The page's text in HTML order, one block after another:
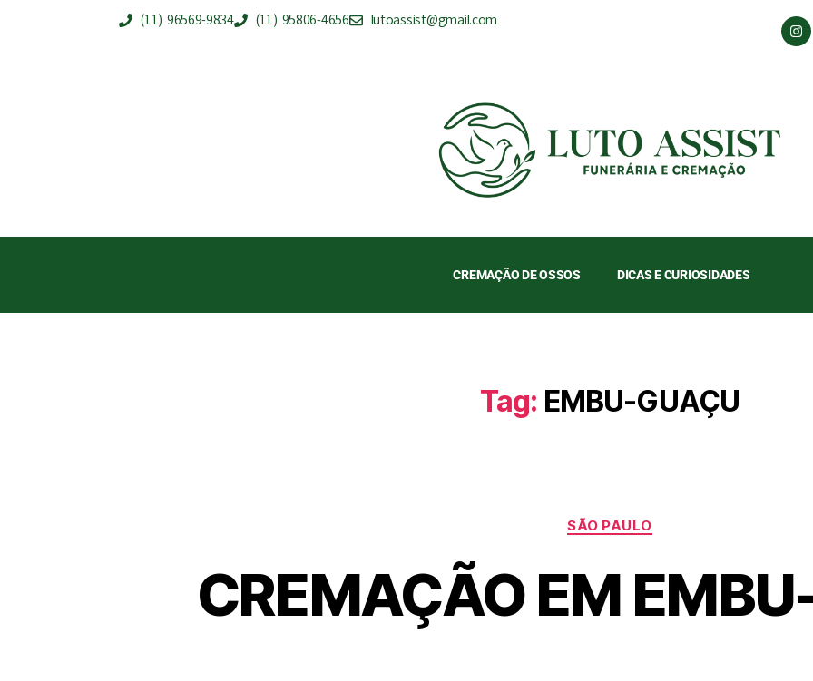
(11) 96569-9834 (11) 95806-4656 lutoassist@gmail.com
CREMAÇÃO DE OSSOS DICAS E CURIOSIDADES
Tag: EMBU-GUAÇU
SÃO PAULO
CREMAÇÃO EM